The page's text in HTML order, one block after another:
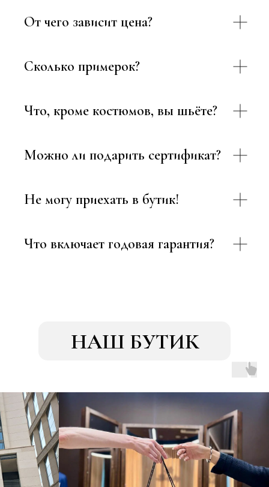
От чего зависит цена?
Сколько примерок?
Что, кроме костюмов, вы шьёте?
Можно ли подарить сертификат?
Не могу приехать в бутик!
Что включает годовая гарантия?
НАШ БУТИК